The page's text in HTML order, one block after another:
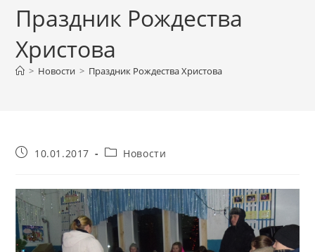
Праздник Рождества
Христова
> Новости > Праздник Рождества Христова
Запись10.01.2017
Рубрика
Новости